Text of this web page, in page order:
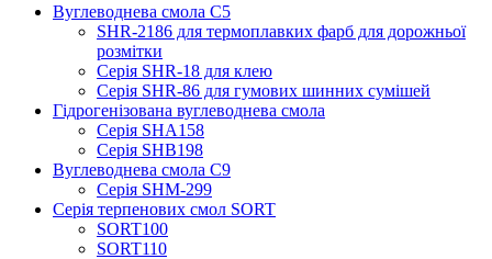
Вуглеводнева смола C5
SHR-2186 для термоплавких фарб для дорожньої
розмітки
Серія SHR-18 для клею
Серія SHR-86 для гумових шинних сумішей
Гідрогенізована вуглеводнева смола
Серія SHA158
Серія SHB198
Вуглеводнева смола C9
Серія SHM-299
Серія терпенових смол SORT
SORT100
SORT110